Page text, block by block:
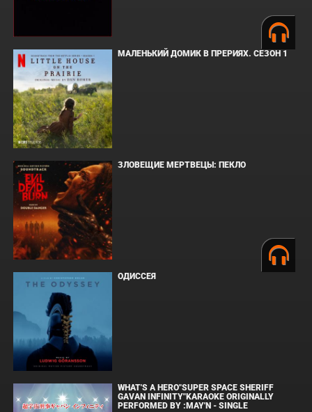
МАЛЕНЬКИЙ ДОМИК В ПРЕРИЯХ. СЕЗОН 1
ЗЛОВЕЩИЕ МЕРТВЕЦЫ: ПЕКЛО
ОДИССЕЯ
WHAT'S A HERO"SUPER SPACE SHERIFF
GAVAN INFINITY"KARAOKE ORIGINALLY
PERFORMED BY :MAY'N - SINGLE